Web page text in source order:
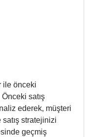
ile önceki
Önceki satış
ederek, müşteri
satış stratejinizi
geçmiş